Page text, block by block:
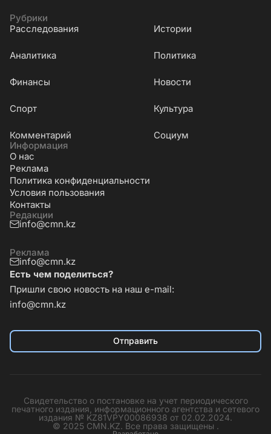
Рубрики
Расследования
Истории
Аналитика Политика
Финансы Новости
Cпорт Культура
Комментарий
Социум
Информация
О нас
Реклама
Политика конфиденциальности
Условия пользования
Контакты
Редакции
info@cmn.kz
Реклама
info@cmn.kz
Есть чем поделиться?
Пришли свою новость на наш e-mail:
info@cmn.kz
Отправить
Свидетельство о постановке на учет периодического
печатного издания, информационного агентства и сетевого
издания № KZ81VPY00086938 от 02.02.2024.
© 2025 CMN.KZ. Все права защищены .